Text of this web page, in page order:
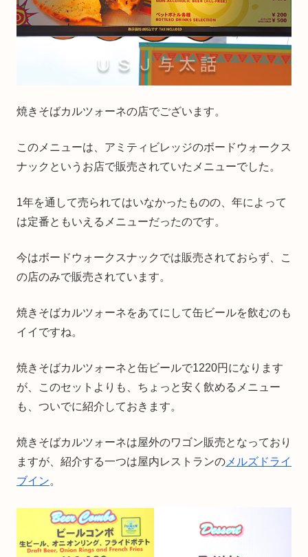
焼きそばカルツォーネの店でございます。
このメニューは、アミティビレッジのボードウォークス
ナックというお店で販売されていたメニューでした。
1年を通して売られてはいなかったものの、年によって
は定番ともいえるメニューだったのです。
今はボードウォークスナックでは販売されておらず、こ
の店のみで販売されています。
焼きそばカルツォーネをあてにして缶ビールを飲むのも
イイですね。
焼きそばカルツォーネと缶ビールで1220円になります
が、このセットよりも、ちょっと安く飲めるメニュー
も、ついでに紹介しておきます。
焼きそばカルツォーネは屋外のワゴン販売となっており
ますが、紹介する一つは屋内レストランの メルズドライ
ブイン。